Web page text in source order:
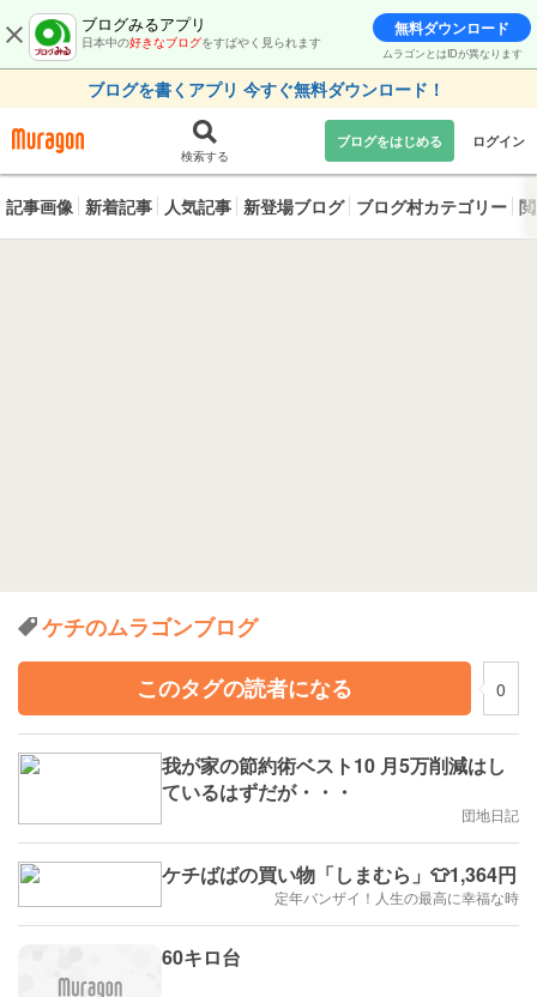
ブログみるアプリ
日本中の好きなブログをすばやく見られます
無料ダウンロード
ムラゴンとはIDが異なります
ブログを書くアプリ 今すぐ無料ダウンロード！
検索する
ブログをはじめる ログイン
記事画像 新着記事 人気記事 新登場ブログ ブログ村カテゴリー
ケチのムラゴンブログ
このタグの読者になる
0
我が家の節約術ベスト10 月5万削減はし
ているはずだが・・・
団地日記
ケチばばの買い物「しまむら」👕1,364円
定年バンザイ！人生の最高に幸福な時
60キロ台